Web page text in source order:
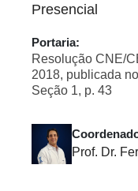
Presencial
Portaria:
Resolução CNE/
2018, publicada
Seção 1, p. 43
Prof. Dr.